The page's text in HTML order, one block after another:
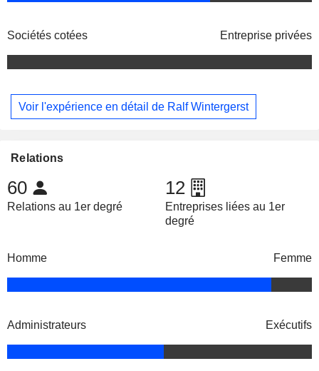
Sociétés cotées Entreprise privées
Voir l'expérience en détail de Ralf Wintergerst
Relations
60
Relations au 1er degré
12
Entreprises liées au 1er
degré
Homme Femme
Administrateurs Exécutifs